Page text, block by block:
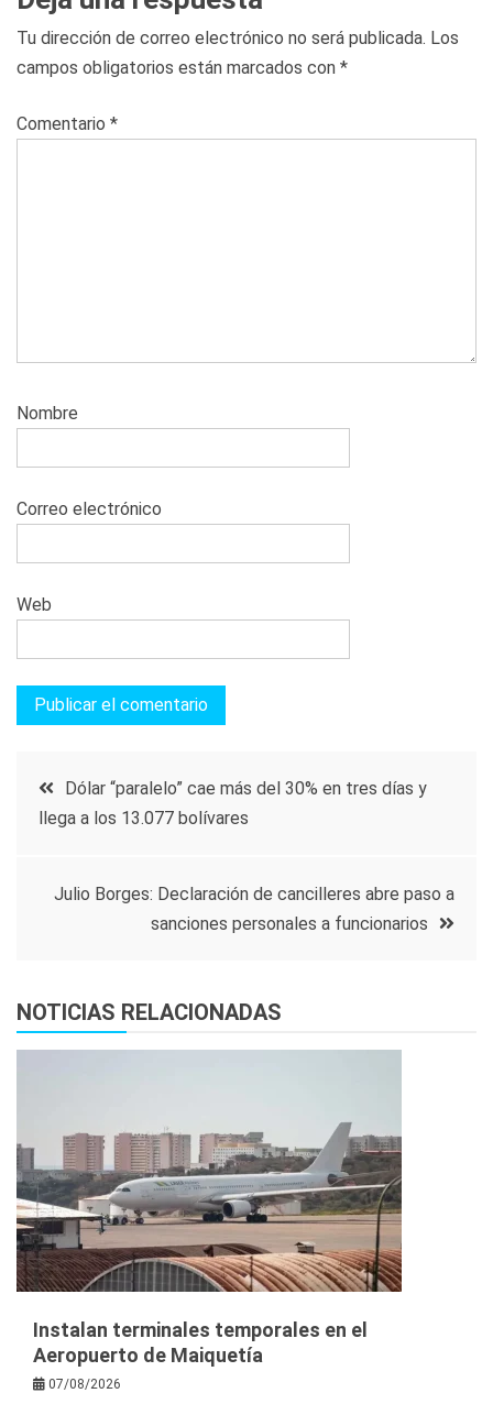
Tu dirección de correo electrónico no será publicada. Los
campos obligatorios están marcados con *
Comentario *
Nombre
Correo electrónico
Web
Navegación
entradas
Dólar “paralelo” cae más del 30% en tres días y
llega a los 13.077 bolívares
Julio Borges: Declaración de cancilleres abre paso a
sanciones personales a funcionarios
NOTICIAS RELACIONADAS
Instalan terminales temporales en el
Aeropuerto de Maiquetía
07/08/2026